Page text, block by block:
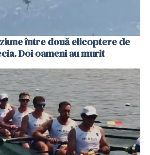
între două elicoptere de
Doi oameni au murit